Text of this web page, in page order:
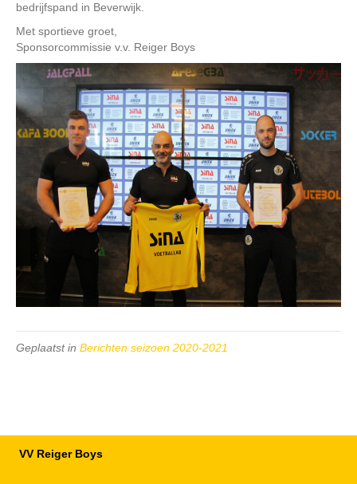
bedrijfspand in Beverwijk.
Met sportieve groet,
Sponsorcommissie v.v. Reiger Boys
Geplaatst in Berichten seizoen 2020-2021
VV Reiger Boys